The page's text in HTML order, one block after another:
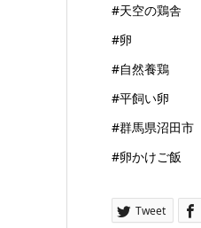
#天空の鶏舎
#卵
#自然養鶏
#平飼い卵
#群馬県沼田市
#卵かけご飯
Tweet